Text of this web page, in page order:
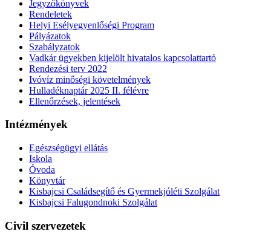
Jegyzőkönyvek
Rendeletek
Helyi Esélyegyenlőségi Program
Pályázatok
Szabályzatok
Vadkár ügyekben kijelölt hivatalos kapcsolattartó
Rendezési terv 2022
Ivóvíz minőségi követelmények
Hulladéknaptár 2025 II. félévre
Ellenőrzések, jelentések
Intézmények
Egészségügyi ellátás
Iskola
Óvoda
Könyvtár
Kisbajcsi Családsegítő és Gyermekjóléti Szolgálat
Kisbajcsi Falugondnoki Szolgálat
Civil szervezetek